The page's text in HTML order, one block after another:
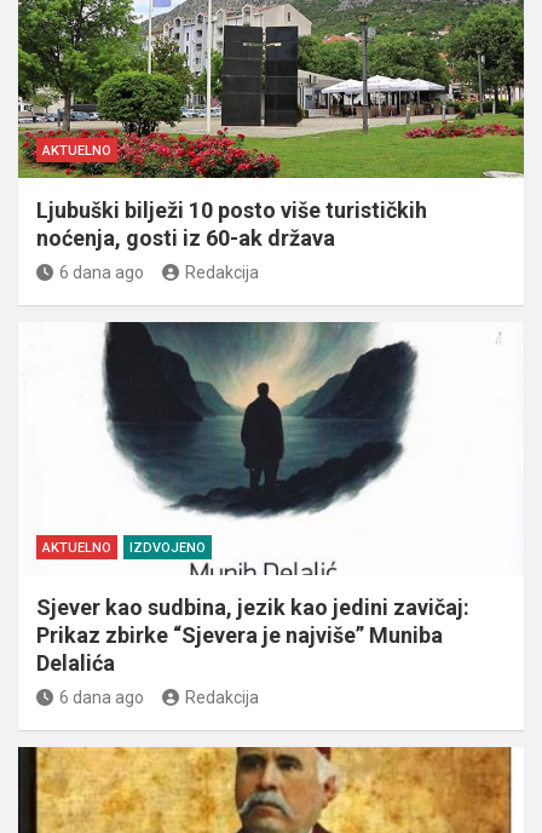
AKTUELNO
Ljubuški bilježi 10 posto više turističkih
noćenja, gosti iz 60-ak država
6 dana ago Redakcija
AKTUELNO IZDVOJENO
Sjever kao sudbina, jezik kao jedini zavičaj:
Prikaz zbirke “Sjevera je najviše” Muniba
Delalića
6 dana ago Redakcija